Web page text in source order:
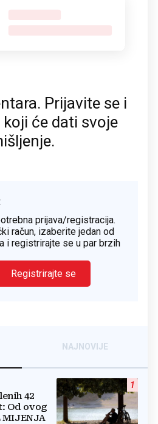
Prijavite se i
će dati svoje
prijava/registracija.
račun, izaberite jedan od
i registrirajte se u par brzih
Registrirajte se
NAJNOVIJE
1
42
Od ovog
MIJENJA